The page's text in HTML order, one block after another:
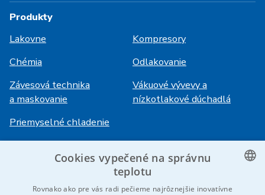
Produkty
Lakovne
Kompresory
Chémia
Odlakovanie
Závesová technika
a maskovanie
Vákuové vývevy a
nízkotlakové dúchadlá
Priemyselné chladenie
Prihlásenie
HiVision
CZECH
Cookies vypečené na správnu
teplotu
Rovnako ako pre vás radi pečieme najrôznejšie inovatívne